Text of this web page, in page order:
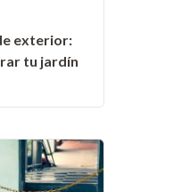
exterior:
tu jardín